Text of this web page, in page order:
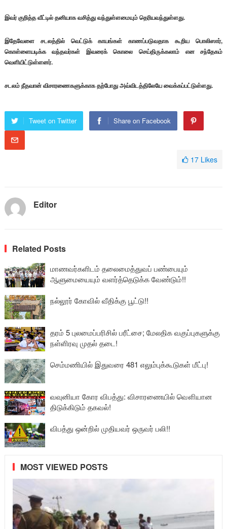
இவர் குறித்த வீட்டில் தனியாக வசித்து வந்துள்ளமையும் தெரியவந்துள்ளது.
இதேவேளை சடலத்தில் வெட்டுக் காயங்கள் காணப்படுவதாக கூறிய பொலிஸார்,
கொள்ளையடிக்க வந்தவர்கள் இவரைக் கொலை செய்திருக்கலாம் என சந்தேகம்
வெளியிட்டுள்ளனர்.
சடலம் நீதவான் விசாரணைகளுக்காக தற்போது அவ்விடத்திலேயே வைக்கப்பட்டுள்ளது.
Tweet on Twitter Share on Facebook
17 Likes
Editor
Related Posts
மாணவர்களிடம் தலைமைத்துவப் பண்பையும்
ஆளுமையையும் வளர்த்தெடுக்க வேண்டும்!!
நல்லூர் கோவில் வீதிக்கு பூட்டு!!
தரம் 5 புலமைப்பரிசில் பரீட்சை; மேலதிக வகுப்புகளுக்கு
நள்ளிரவு முதல் தடை!
செம்மணியில் இதுவரை 481 எலும்புக்கூடுகள் மீட்பு!
வவுனியா கோர விபத்து: விசாரணையில் வௌியான
திடுக்கிடும் தகவல்!
விபத்து ஒன்றில் முதியவர் ஒருவர் பலி!!
MOST VIEWED POSTS